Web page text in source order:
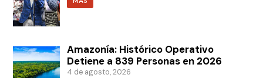
Amazonía: Histórico Operativo
Detiene a 839 Personas en 2026
4 de agosto, 2026